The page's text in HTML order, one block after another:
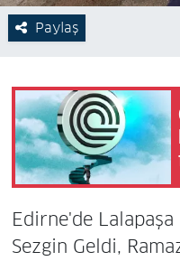
Paylaş
Edirne'de
Sezgin Geldi,